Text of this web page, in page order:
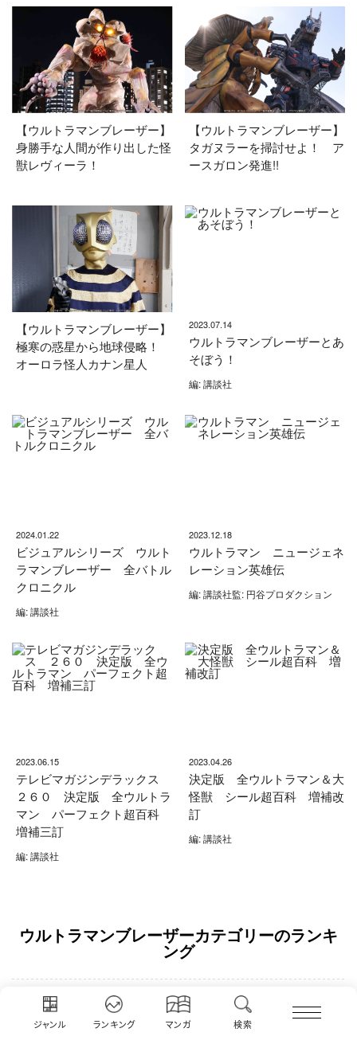
ジャンル ランキング マンガ 検索
【ウルトラマンブレーザー】
身勝手な人間が作り出した怪
獣レヴィーラ！
【ウルトラマンブレーザー】
タガヌラーを掃討せよ！ ア
ースガロン発進!!
【ウルトラマンブレーザー】
極寒の惑星から地球侵略！
オーロラ怪人カナン星人
2023.07.14
ウルトラマンブレーザーとあ
そぼう！
編: 講談社
2024.01.22
ビジュアルシリーズ ウルト
ラマンブレーザー 全バトル
クロニクル
編: 講談社
2023.12.18
ウルトラマン ニュージェネ
レーション英雄伝
編: 講談社監: 円谷プロダクション
2023.06.15
テレビマガジンデラックス
２６０ 決定版 全ウルトラ
マン パーフェクト超百科
増補三訂
編: 講談社
2023.04.26
決定版 全ウルトラマン＆大
怪獣 シール超百科 増補改
訂
編: 講談社
ウルトラマンブレーザーカテゴリーのランキ
ング
【ネタバレ注意】劇場版ウルトラマンブレ
ーザー 妖骸魔獣ゴンギルガンを大特集！